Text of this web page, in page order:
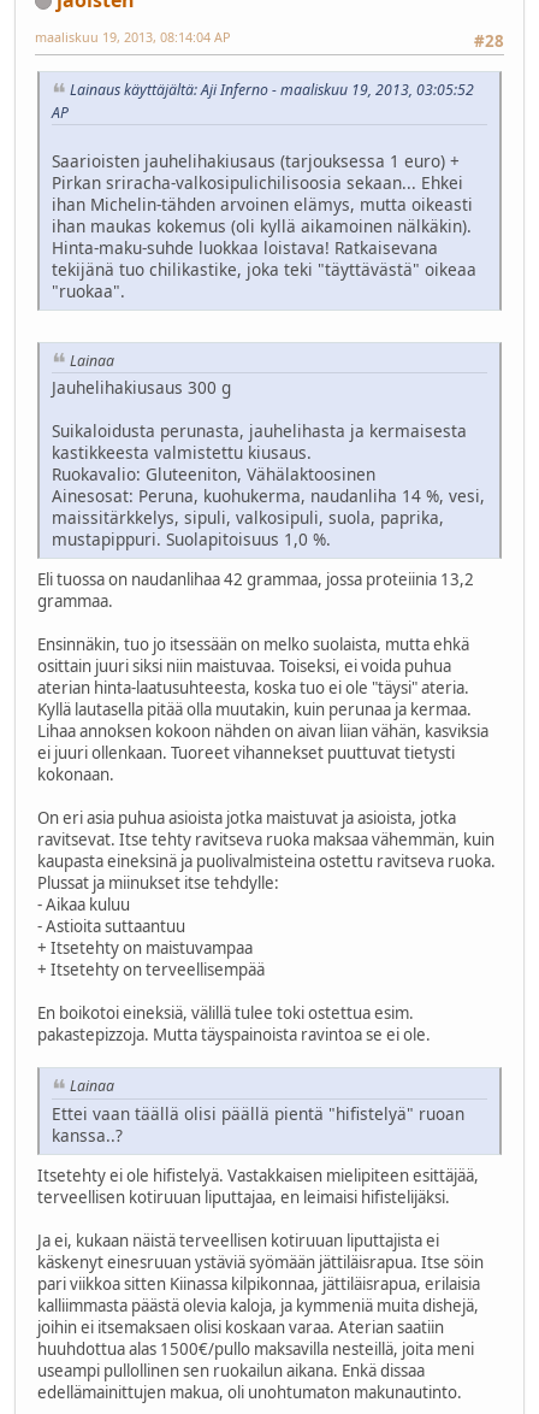
#28
maaliskuu 19, 2013, 08:14:04 AP
Lainaus käyttäjältä: Aji Inferno - maaliskuu 19, 2013, 03:05:52
AP
Saarioisten jauhelihakiusaus (tarjouksessa 1 euro) +
Pirkan sriracha-valkosipulichilisoosia sekaan... Ehkei
ihan Michelin-tähden arvoinen elämys, mutta oikeasti
ihan maukas kokemus (oli kyllä aikamoinen nälkäkin).
Hinta-maku-suhde luokkaa loistava! Ratkaisevana
tekijänä tuo chilikastike, joka teki "täyttävästä" oikeaa
"ruokaa".
Lainaa
Jauhelihakiusaus 300 g
Suikaloidusta perunasta, jauhelihasta ja kermaisesta
kastikkeesta valmistettu kiusaus.
Ruokavalio: Gluteeniton, Vähälaktoosinen
Ainesosat: Peruna, kuohukerma, naudanliha 14 %, vesi,
maissitärkkelys, sipuli, valkosipuli, suola, paprika,
mustapippuri. Suolapitoisuus 1,0 %.
Eli tuossa on naudanlihaa 42 grammaa, jossa proteiinia 13,2
grammaa.
Ensinnäkin, tuo jo itsessään on melko suolaista, mutta ehkä
osittain juuri siksi niin maistuvaa. Toiseksi, ei voida puhua
aterian hinta-laatusuhteesta, koska tuo ei ole "täysi" ateria.
Kyllä lautasella pitää olla muutakin, kuin perunaa ja kermaa.
Lihaa annoksen kokoon nähden on aivan liian vähän, kasviksia
ei juuri ollenkaan. Tuoreet vihannekset puuttuvat tietysti
kokonaan.
On eri asia puhua asioista jotka maistuvat ja asioista, jotka
ravitsevat. Itse tehty ravitseva ruoka maksaa vähemmän, kuin
kaupasta eineksinä ja puolivalmisteina ostettu ravitseva ruoka.
Plussat ja miinukset itse tehdylle:
- Aikaa kuluu
- Astioita suttaantuu
+ Itsetehty on maistuvampaa
+ Itsetehty on terveellisempää
En boikotoi eineksiä, välillä tulee toki ostettua esim.
pakastepizzoja. Mutta täyspainoista ravintoa se ei ole.
Lainaa
Ettei vaan täällä olisi päällä pientä "hifistelyä" ruoan
kanssa..?
Itsetehty ei ole hifistelyä. Vastakkaisen mielipiteen esittäjää,
terveellisen kotiruuan liputtajaa, en leimaisi hifistelijäksi.
Ja ei, kukaan näistä terveellisen kotiruuan liputtajista ei
käskenyt einesruuan ystäviä syömään jättiläisrapua. Itse söin
pari viikkoa sitten Kiinassa kilpikonnaa, jättiläisrapua, erilaisia
kalliimmasta päästä olevia kaloja, ja kymmeniä muita dishejä,
joihin ei itsemaksaen olisi koskaan varaa. Aterian saatiin
huuhdottua alas 1500€/pullo maksavilla nesteillä, joita meni
useampi pullollinen sen ruokailun aikana. Enkä dissaa
edellämainittujen makua, oli unohtumaton makunautinto.